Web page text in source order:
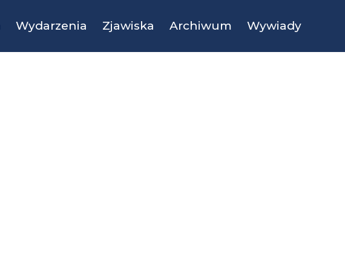
Wydarzenia Zjawiska Archiwum Wywiady